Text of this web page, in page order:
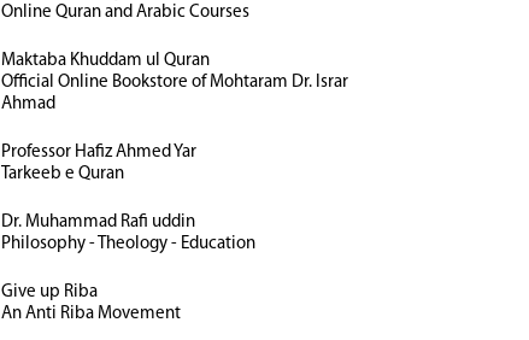
Online Quran and Arabic Courses
Maktaba Khuddam ul Quran
Official Online Bookstore of Mohtaram Dr. Israr
Ahmad
Professor Hafiz Ahmed Yar
Tarkeeb e Quran
Dr. Muhammad Rafi uddin
Philosophy - Theology - Education
Give up Riba
An Anti Riba Movement